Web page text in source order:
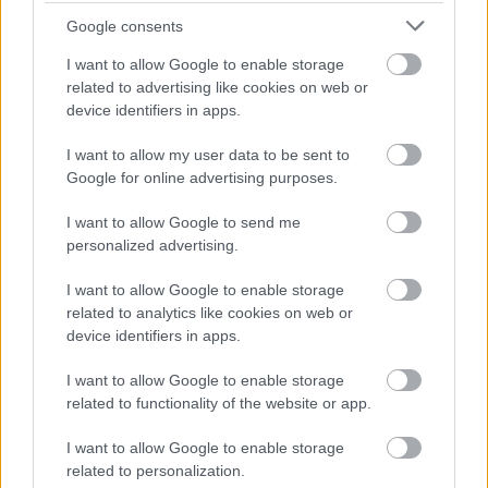
Google consents
I want to allow Google to enable storage
related to advertising like cookies on web or
device identifiers in apps.
I want to allow my user data to be sent to
Google for online advertising purposes.
I want to allow Google to send me
personalized advertising.
I want to allow Google to enable storage
related to analytics like cookies on web or
device identifiers in apps.
I want to allow Google to enable storage
related to functionality of the website or app.
I want to allow Google to enable storage
related to personalization.
teszem 20-30 percre.
4. Miután a tészta kellően megdermedt, akkorára
nyújtom, amekkora a piteformám, majd villával
megszurkálom és 1 órára hűtőbe, vagy fél órára
mélyhűtőbe teszem.
5. A fagyos tésztát a hűtőből egyenesen a forró
sütőbe tolom, pont ettől éri majd el az isteni omlós
állagát. 10 percig nehezékkel (lencse, csicseriborsó...)
elősütöm, majd a nehezék nélkül további 5-10
6. Miközben elősül, összeállítom a tölteléket: az
újhagymát olívaolajon megfonnyasztom, rádobom a
spenótot, majd folyamatos kevergetéssel, jól
őket, csak éppen addig, amíg jól összekeveredtek az
ízeik. Végül jöhet a fűszerezés: só, frissen őrölt bors
és őrölt szerecsendió. 7. A tojásokat alaposan
összekeverem a tejjel és a tejszínnel, majd a
keveréket hozzáöntöm a spenóthoz, végül pedig az